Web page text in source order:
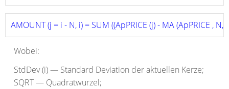
AMOUNT (j = i - N, i) = SUM ((ApPRICE (j) - MA (ApPRICE , N,
Wobei:
StdDev (i) — Standard Deviation der aktuellen Kerze;
SQRT — Quadratwurzel;